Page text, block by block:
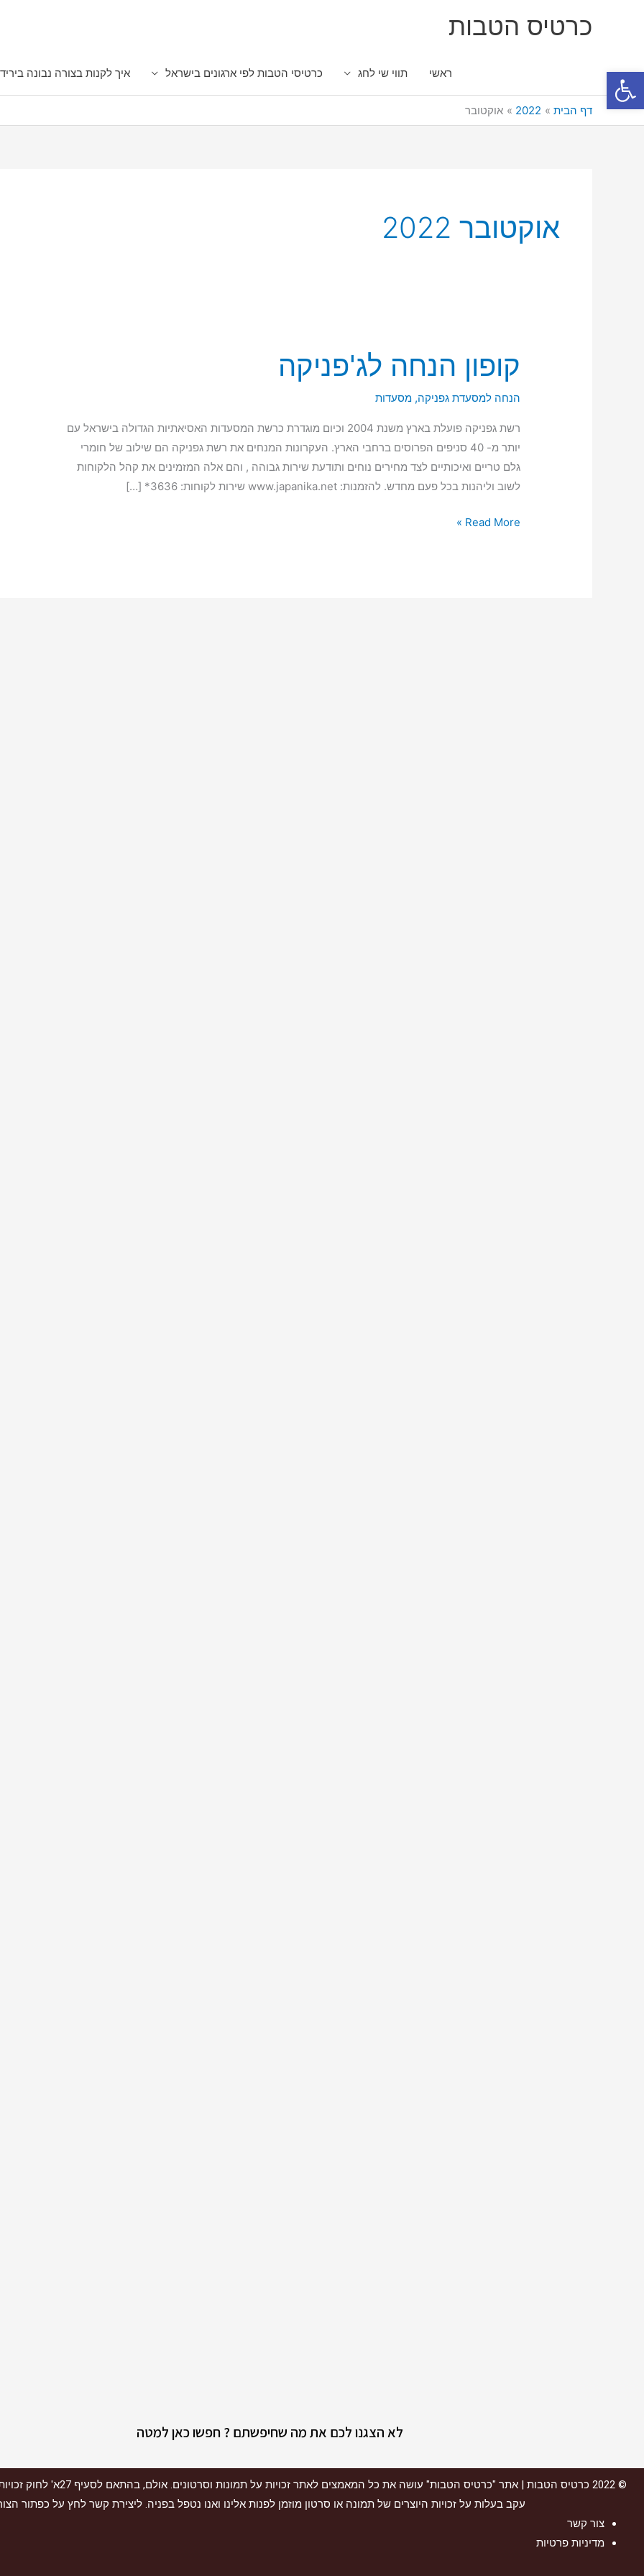
פתח סרגל נגישות
כרטיס הטבות
ראשי תווי שי לחג כרטיסי הטבות לפי ארגונים בישראל איך לקנות בצורה נבונה
דף הבית 2022 אוקטובר
אוקטובר 2022
קופון הנחה לג'פניקה
הנחה למסעדת גפניקה,מסעדות
רשת גפניקה פועלת בארץ משנת 2004 וכיום מוגדרת כרשת המסעדות האסיאתיות הגדולה בישראל עם
יותר מ- 40 סניפים הפרוסים ברחבי הארץ. העקרונות המנחים את רשת גפניקה הם שילוב של חומרי
גלם טריים ואיכותיים לצד מחירים נוחים ותודעת שירות גבוהה , והם אלה המזמינים את קהל הלקוחות
לשוב וליהנות בכל פעם מחדש. להזמנות: www.japanika.net שירות לקוחות: 3636* […]
קופון
הנחה
לג'פניקה
Read More »
לא הצגנו לכם את מה שחיפשתם ? חפשו כאן למטה
© 2022 כרטיס הטבות
| אתר "כרטיס הטבות" עושה את כל
עקב בעלות על זכויות היוצרים של תמונה או סרטון מוזמן לפנות אלינו ואנו נטפל בפניה. ליצירת קשר לחץ על כפתור
צור קשר
מדיניות פרטיות